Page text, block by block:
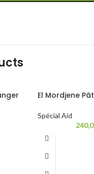
El Mordjene
Spécial Aid